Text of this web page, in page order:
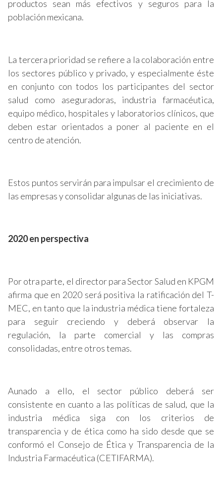
productos sean más efectivos y seguros para la
población mexicana.
La tercera prioridad se refiere a la colaboración entre
los sectores público y privado, y especialmente éste
en conjunto con todos los participantes del sector
salud como aseguradoras, industria farmacéutica,
equipo médico, hospitales y laboratorios clínicos, que
deben estar orientados a poner al paciente en el
centro de atención.
Estos puntos servirán para impulsar el crecimiento de
las empresas y consolidar algunas de las iniciativas.
2020 en perspectiva
Por otra parte, el director para Sector Salud en KPGM
afirma que en 2020 será positiva la ratificación del T-
MEC, en tanto que la industria médica tiene fortaleza
para seguir creciendo y deberá observar la
regulación, la parte comercial y las compras
consolidadas, entre otros temas.
Aunado a ello, el sector público deberá ser
consistente en cuanto a las políticas de salud, que la
industria médica siga con los criterios de
transparencia y de ética como ha sido desde que se
conformó el Consejo de Ética y Transparencia de la
Industria Farmacéutica (CETIFARMA).